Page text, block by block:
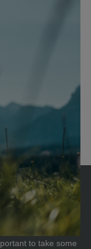
to take some